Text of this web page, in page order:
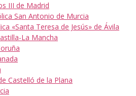
III de Madrid
San Antonio de Murcia
«Santa Teresa de Jesús» de Ávila
La Mancha
Castelló de la Plana